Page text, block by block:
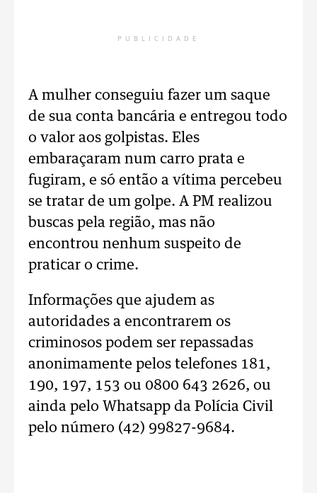
PUBLICIDADE
A mulher conseguiu fazer um saque
de sua conta bancária e entregou todo
o valor aos golpistas. Eles
embaraçaram num carro prata e
fugiram, e só então a vítima percebeu
se tratar de um golpe. A PM realizou
buscas pela região, mas não
encontrou nenhum suspeito de
praticar o crime.
Informações que ajudem as
autoridades a encontrarem os
criminosos podem ser repassadas
anonimamente pelos telefones 181,
190, 197, 153 ou 0800 643 2626, ou
ainda pelo Whatsapp da Polícia Civil
pelo número (42) 99827-9684.